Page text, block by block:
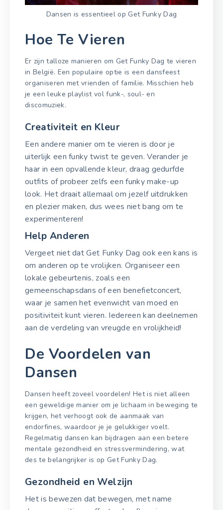
Dansen is essentieel op Get Funky Dag
Hoe Te Vieren
Er zijn talloze manieren om Get Funky Dag te vieren
in België. Een populaire optie is een dansfeest
organiseren met vrienden of familie. Misschien heb
je een leuke playlist vol funk-, soul- en
discomuziek.
Creativiteit en Kleur
Een andere manier om te vieren is door je
uiterlijk een funky twist te geven. Verander je
haar in een opvallende kleur, draag gedurfde
outfits of probeer zelfs een funky make-up
look. Het draait allemaal om jezelf uitdrukken
en plezier maken, dus wees niet bang om te
experimenteren!
Help Anderen
Vergeet niet dat Get Funky Dag ook een kans is
om anderen op te vrolijken. Organiseer een
lokale gebeurtenis, zoals een
gemeenschapsdans of een benefietconcert,
waar je samen het evenwicht van moed en
positiviteit kunt vieren. Iedereen kan deelnemen
aan de verdeling van vreugde en vrolijkheid!
De Voordelen van
Dansen
Dansen heeft zoveel voordelen! Het is niet alleen
een geweldige manier om je lichaam in beweging te
krijgen, het verhoogt ook de aanmaak van
endorfines, waardoor je je gelukkiger voelt.
Regelmatig dansen kan bijdragen aan een betere
mentale gezondheid en stressvermindering, wat
des te belangrijker is op Get Funky Dag.
Gezondheid en Welzijn
Het is bewezen dat bewegen, met name